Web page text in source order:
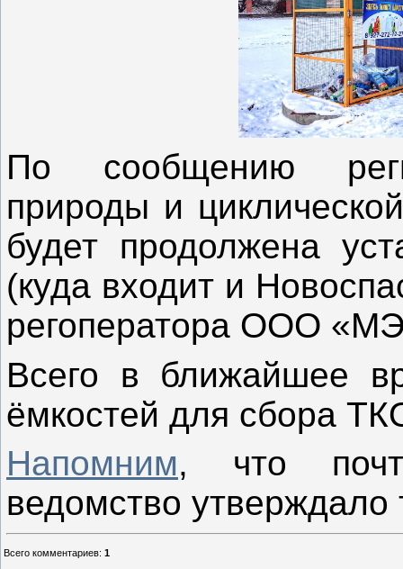
По сообщению
природы и
будет продолжена
(куда входит и
регоператора ООО
Всего в ближайшее
ёмкостей для сбора
Напомним, что
ведомство
Всего комментариев: 1